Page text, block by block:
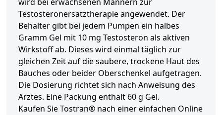
Testosteronersatztherapie angewendet. Der
Behälter gibt bei jedem Pumpen ein halbes
Gramm Gel mit 10 mg Testosteron als aktiven
Wirkstoff ab. Dieses wird einmal täglich zur
gleichen Zeit auf die saubere, trockene Haut des
Bauches oder beider Oberschenkel aufgetragen.
Die Dosierung richtet sich nach Anweisung des
Arztes. Eine Packung enthält 60 g Gel.
Kaufen Sie Tostran® nach einer einfachen Online